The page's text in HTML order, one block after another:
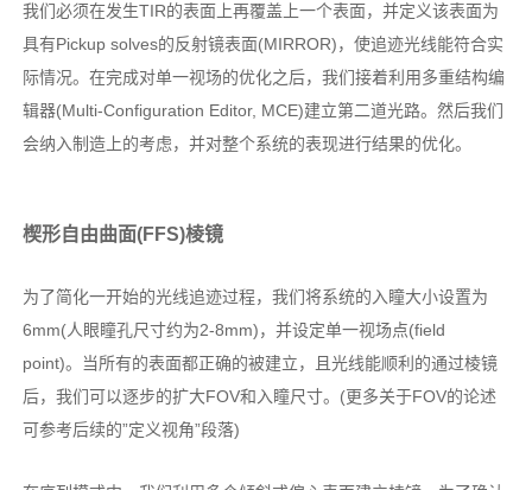
我们必须在发生TIR的表面上再覆盖上一个表面，并定义该表面为
具有Pickup solves的反射镜表面(MIRROR)，使追迹光线能符合实
际情况。在完成对单一视场的优化之后，我们接着利用多重结构编
辑器(Multi-Configuration Editor, MCE)建立第二道光路。然后我们
会纳入制造上的考虑，并对整个系统的表现进行结果的优化。
楔形自由曲面(FFS)棱镜
为了简化一开始的光线追迹过程，我们将系统的入瞳大小设置为
6mm(人眼瞳孔尺寸约为2-8mm)，并设定单一视场点(field
point)。当所有的表面都正确的被建立，且光线能顺利的通过棱镜
后，我们可以逐步的扩大FOV和入瞳尺寸。(更多关于FOV的论述
可参考后续的”定义视角”段落)